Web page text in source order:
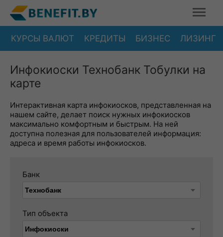
КУРСЫ ВАЛЮТ КРЕДИТЫ БИЗНЕС ЛИЗИНГ
Инфокиоски Технобанк Тобулки на
карте
Интерактивная карта инфокиосков, представленная на
нашем сайте, делает поиск нужных инфокиосков
максимально комфортным и быстрым. На ней
доступна полезная для пользователей информация:
адреса и время работы инфокиосков.
Банк
Тип объекта